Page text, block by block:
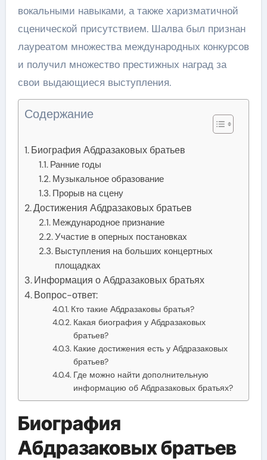
вокальными навыками, а также харизматичной
сценической присутствием. Шалва был признан
лауреатом множества международных конкурсов
и получил множество престижных наград за
свои выдающиеся выступления.
Содержание
Биография Абдразаковых братьев
Ранние годы
Музыкальное образование
Прорыв на сцену
Достижения Абдразаковых братьев
Международное признание
Участие в оперных постановках
Выступления на больших концертных
площадках
Информация о Абдразаковых братьях
Вопрос-ответ:
Кто такие Абдразаковы братья?
Какая биография у Абдразаковых
братьев?
Какие достижения есть у Абдразаковых
братьев?
Где можно найти дополнительную
информацию об Абдразаковых братьях?
Биография
Абдразаковых братьев